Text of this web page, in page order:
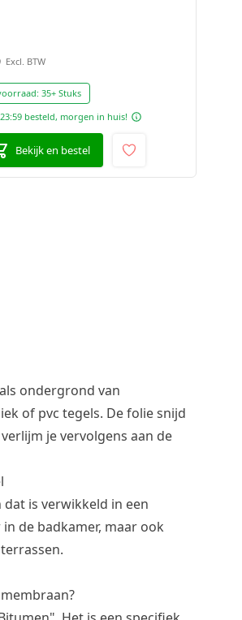
35+ Stuks
besteld, morgen in huis!
Bekijk en bestel
ondergrond van
of pvc tegels. De folie snijd
je vervolgens aan de
is verwikkeld in een
de badkamer, maar ook